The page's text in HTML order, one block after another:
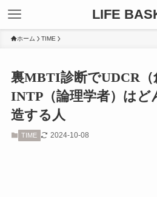
LIFE
ホーム TIME
裏MBTI診断でUDCR（
INTP（論理学者）はど
造する人
TIME 2024-10-08